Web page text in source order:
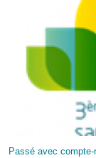
Passé avec compte-